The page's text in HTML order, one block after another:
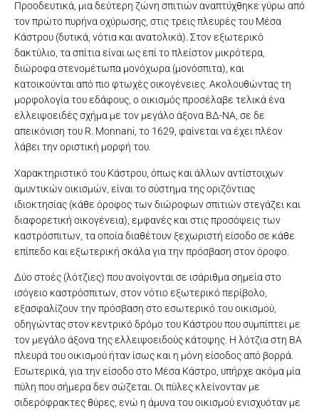
Προοδευτικά, μια δεύτερη ζώνη σπιτιών αναπτύχθηκε γύρω από
τον πρώτο πυρήνα οχύρωσης, στις τρεις πλευρές του Μέσα
Κάστρου (δυτικά, νότια και ανατολικά). Στον εξωτερικό
δακτύλιο, τα σπίτια είναι ως επί το πλείστον μικρότερα,
διώροφα στενομέτωπα μονόχωρα (μονόσπιτα), και
κατοικούνται από πιο φτωχές οικογένειες. Ακολουθώντας τη
μορφολογία του εδάφους, ο οικισμός προσέλαβε τελικά ένα
ελλειψοειδές σχήμα με τον μεγάλο άξονα ΒΔ-ΝΑ, σε δε
απεικόνιση του R. Monnani, το 1629, φαίνεται να έχει πλέον
λάβει την οριστική μορφή του.
Χαρακτηριστικό του Κάστρου, όπως και άλλων αντίστοιχων
αμυντικών οικισμών, είναι το σύστημα της οριζόντιας
ιδιοκτησίας (κάθε όροφος των διώροφων σπιτιών στεγάζει και
διαφορετική οικογένεια), εμφανές και στις προσόψεις των
καστρόσπιτων, τα οποία διαθέτουν ξεχωριστή είσοδο σε κάθε
επίπεδο και εξωτερική σκάλα για την πρόσβαση στον όροφο.
Δύο στοές (λότζιες) που ανοίγονται σε ισάριθμα σημεία στο
ισόγειο καστρόσπιτων, στον νότιο εξωτερικό περίβολο,
εξασφαλίζουν την πρόσβαση στο εσωτερικό του οικισμού,
οδηγώντας στον κεντρικό δρόμο του Κάστρου που συμπίπτει με
τον μεγάλο άξονα της ελλειψοειδούς κάτοψης. Η λότζια στη ΒΑ
πλευρά του οικισμού ήταν ίσως και η μόνη είσοδος από βορρά.
Εσωτερικά, για την είσοδο στο Μέσα Κάστρο, υπήρχε ακόμα μία
πύλη που σήμερα δεν σώζεται. Οι πύλες κλείνονταν με
σιδερόφρακτες θύρες, ενώ η άμυνα του οικισμού ενισχυόταν με